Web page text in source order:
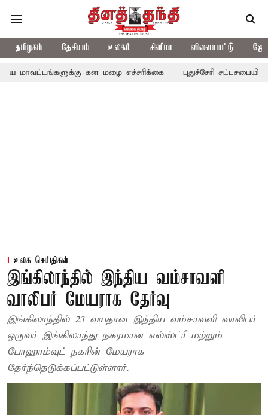
தமிழகம் தேசியம் உலகம் சினிமா விளையாட்டு
கன மழை எச்சரிக்கை புதுச்சேரி சட்டசபையில் வரும்
உலக செய்திகள்
இங்கிலாந்தில் இந்திய வம்சாவளி
வாலிபர் மேயராக தேர்வு
இங்கிலாந்தில் 23 வயதான இந்திய வம்சாவளி வாலிபர்
ஒருவர் இங்கிலாந்து நகரமான எல்ஸ்ட்ரீ மற்றும்
போஹாம்வுட் நகரின் மேயராக
தேர்ந்தெடுக்கப்பட்டுள்ளார்.